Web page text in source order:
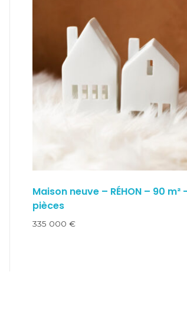
Maison neuve – RÉHON – 90 m²
pièces
335 000 €